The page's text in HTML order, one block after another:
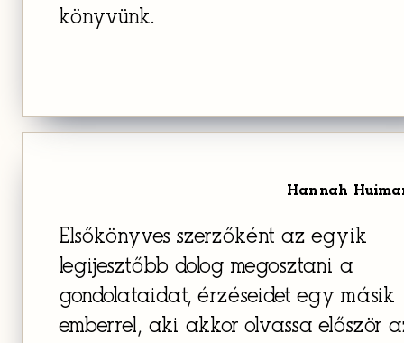
könyvünk.
Hannah
Elsőkönyves szerzőként az egyik
legijesztőbb dolog megosztani a
gondolataidat, érzéseidet egy másik
emberrel, aki akkor olvassa először